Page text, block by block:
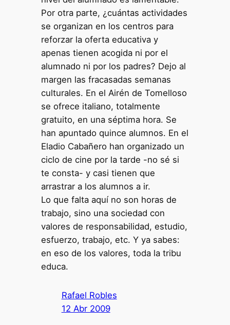
Por otra parte, ¿cuántas actividades
se organizan en los centros para
reforzar la oferta educativa y
apenas tienen acogida ni por el
alumnado ni por los padres? Dejo al
margen las fracasadas semanas
culturales. En el Airén de Tomelloso
se ofrece italiano, totalmente
gratuito, en una séptima hora. Se
han apuntado quince alumnos. En el
Eladio Cabañero han organizado un
ciclo de cine por la tarde -no sé si
te consta- y casi tienen que
arrastrar a los alumnos a ir.
Lo que falta aquí no son horas de
trabajo, sino una sociedad con
valores de responsabilidad, estudio,
esfuerzo, trabajo, etc. Y ya sabes:
en eso de los valores, toda la tribu
educa.
Rafael Robles
12 Abr 2009